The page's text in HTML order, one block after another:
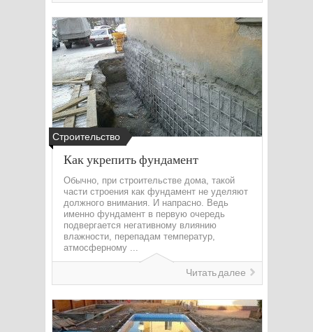
Строительство
Как укрепить фундамент
Обычно, при строительстве дома, такой
части строения как фундамент не уделяют
должного внимания. И напрасно. Ведь
именно фундамент в первую очередь
подвергается негативному влиянию
влажности, перепадам температур,
атмосферному ...
Читать далее